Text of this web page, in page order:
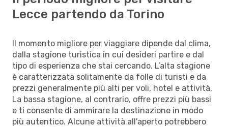
Lecce partendo da Torino
Il momento migliore per viaggiare dipende dal clima,
dalla stagione turistica in cui desideri partire e dal
tipo di esperienza che stai cercando. L’alta stagione
è caratterizzata solitamente da folle di turisti e da
prezzi generalmente più alti per voli, hotel e attività.
La bassa stagione, al contrario, offre prezzi più bassi
e ti consente di ammirare la destinazione in modo
più autentico. Alcune attività all'aperto potrebbero